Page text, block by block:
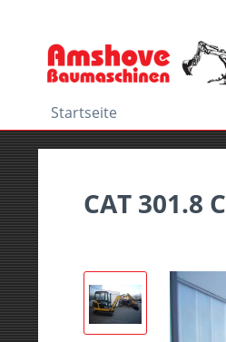
Startseite
CAT 301.8 C